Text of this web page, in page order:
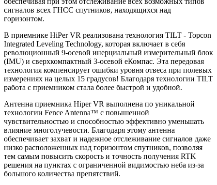
сигналов всех ГНСС спутников, находящихся над
горизонтом.
В приемнике HiPer VR реализована технология TILT - Topcon
Integrated Leveling Technology, которая включает в себя
революционный 9-осевой инерциальный измерительный блок
(IMU) и сверхкомпактный 3-осевой еКомпас. Эта передовая
технология компенсирует ошибки уровня отвеса при полевых
измерениях на целых 15 градусов! Благодаря технологии TILT
работа с приемником стала более быстрой и удобной.
Антенна приемника Hiper VR выполнена по уникальной
технологии Fence Antenna™ с повышенной
чувствительностью и способностью эффективно уменьшать
влияние многолучевости. Благодаря этому антенна
обеспечивает захват и надежное отслеживание сигналов даже
низко расположенных над горизонтом спутников, позволяя
тем самым повысить скорость и точность получения RTK
решения на пунктах с ограниченной видимостью неба из-за
большого количества препятствий.